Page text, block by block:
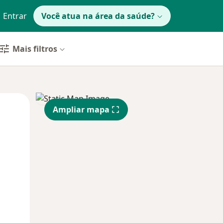
Entrar Você atua na área da saúde?
Mais filtros
Qui,
13 Ago
Sex,
14 Ago
Ampliar mapa